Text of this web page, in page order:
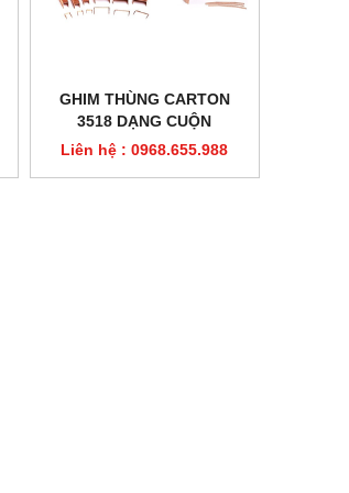
GHIM THÙNG CARTON
3518 DẠNG CUỘN
Liên hệ : 0968.655.988